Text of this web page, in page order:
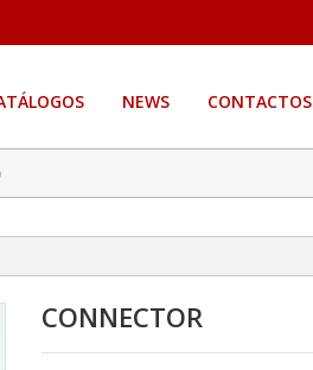
NEWS CONTACTOS
CONNECTOR